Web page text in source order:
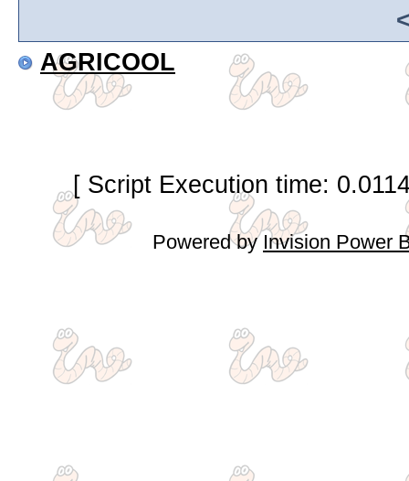
AGRICOOL
[ Script Execution time:
Powered byInvision Power